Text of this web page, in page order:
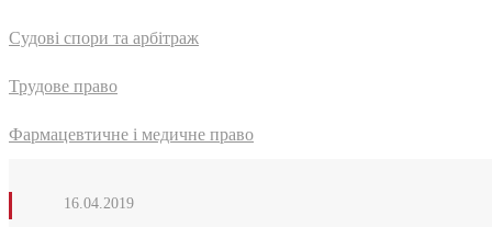
Судові спори та арбітраж
Трудове право
Фармацевтичне і медичне право
16.04.2019